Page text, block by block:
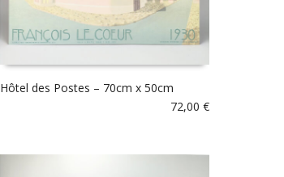
Hôtel des Postes – 70cm x 50cm
72,00€